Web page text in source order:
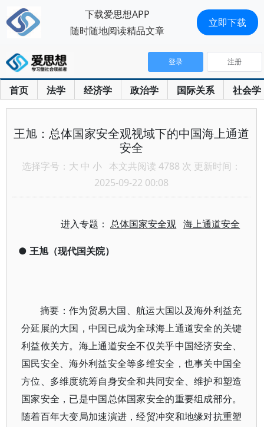
首页 法学 经济学 政治学 国际关系 社会学
登录 注册
王旭：总体国家安全观视域下的中国海上通道
安全
选择字号： 大 中 小 本文共阅读 4788 次 更新时间：
2025-09-22 00:08
进入专题：总体国家安全观 海上通道安全
● 王旭（现代国关院）
摘要：作为贸易大国、航运大国以及海外利益充
分延展的大国，中国已成为全球海上通道安全的关键
利益攸关方。海上通道安全不仅关乎中国经济安全、
国民安全、海外利益安全等多维安全，也事关中国全
方位、多维度统筹自身安全和共同安全、维护和塑造
国家安全，已是中国总体国家安全的重要组成部分。
随着百年大变局加速演进，经贸冲突和地缘对抗重塑
下载爱思想APP
随时随地阅读精品文章
立即下载